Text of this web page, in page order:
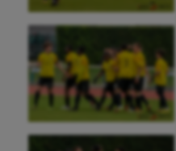
Cheerleading
Course à pied
Crossfit
Cyclisme